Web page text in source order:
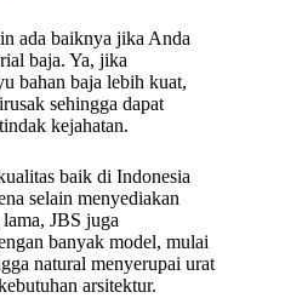
ada baiknya jika Anda
baja. Ya, jika
bahan baja lebih kuat,
sehingga dapat
kejahatan.
baik di Indonesia
selain menyediakan
JBS juga
banyak model, mulai
natural menyerupai urat
arsitektur.